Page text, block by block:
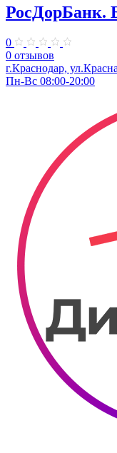
РосДорБанк.
0
0 отзывов
г.Краснодар,
Пн-Вс 08:00-20:00